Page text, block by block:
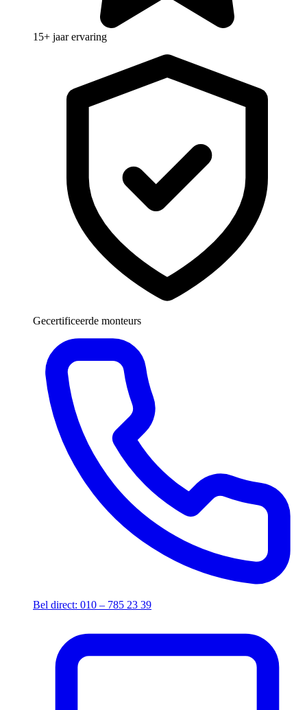
15+ jaar ervaring
Gecertificeerde monteurs
Bel direct: 010 – 785 23 39